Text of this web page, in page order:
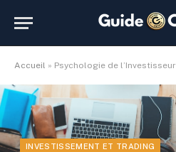
Accueil » Psychologie de l’Investisseur
INVESTISSEMENT ET TRADING